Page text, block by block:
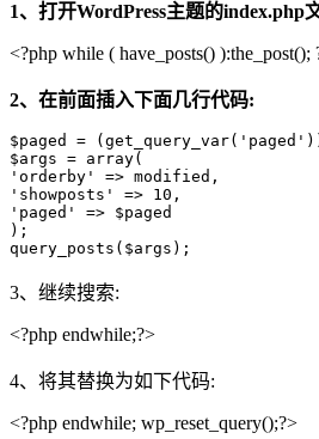
1、打开WordPress主题的index.php
<?php while ( have_posts() ):the_post();
2、在前面插入下面几行代码:
$paged =
$args = array(
'orderby' => modified,
'showposts' => 10,
'paged' => $paged
);
query_posts($args);
3、继续搜索:
<?php endwhile;?>
4、将其替换为如下代码:
<?php endwhile; wp_reset_query();?>